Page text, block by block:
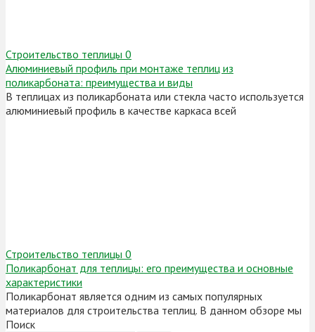
Строительство теплицы 0
Алюминиевый профиль при монтаже теплиц из
поликарбоната: преимущества и виды
В теплицах из поликарбоната или стекла часто используется
алюминиевый профиль в качестве каркаса всей
Строительство теплицы 0
Поликарбонат для теплицы: его преимущества и основные
характеристики
Поликарбонат является одним из самых популярных
материалов для строительства теплиц. В данном обзоре мы
Поиск